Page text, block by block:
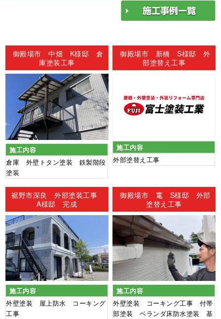
ン
御殿場市 中畑 K様邸 倉
庫塗装工事
施工内容
倉庫 外壁トタン塗装 鉄製階段
塗装
御殿場市 新橋 S様邸 外
部塗替え工事
施工内容
外部塗替え工事
裾野市深良 外部塗装工事
A様邸 完成
施工内容
外壁塗装 屋上防水 コーキング
工事
御殿場市 竃 S様邸 外部
塗替え工事
施工内容
外壁塗装 コーキング工事 付帯
部塗装 ベランダ床防水塗装 基